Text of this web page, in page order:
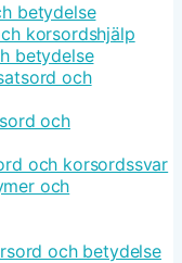
betydelse
korsordshjälp
betydelse
och
och
och korsordssvar
och
och betydelse